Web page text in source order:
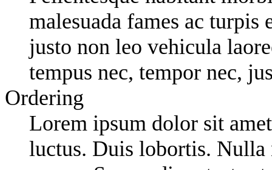
malesuada fames ac turpis
justo non leo vehicula
tempus nec, tempor nec,
Ordering
Lorem ipsum dolor sit
luctus. Duis lobortis.